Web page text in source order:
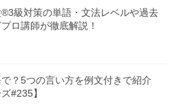
®3級対策の単語・文法レベルや過去
ロ講師が徹底解説！
で？5つの言い方を例文付きで紹介
#235】